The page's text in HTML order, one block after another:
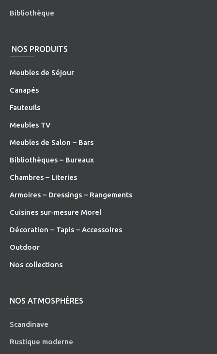
Bibliothèque
NOS PRODUITS
Meubles de Séjour
Canapés
Fauteuils
Meubles TV
Meubles de Salon – Bars
Bibliothèques – Bureaux
Chambres – Literies
Armoires – Dressings – Rangements
Cuisines sur-mesure Morel
Décoration – Tapis – Accessoires
Outdoor
Nos collections
NOS ATMOSPHÈRES
Scandinave
Rustique moderne